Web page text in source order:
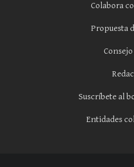
Colabora
Propuesta
Suscríbete al
Entidades